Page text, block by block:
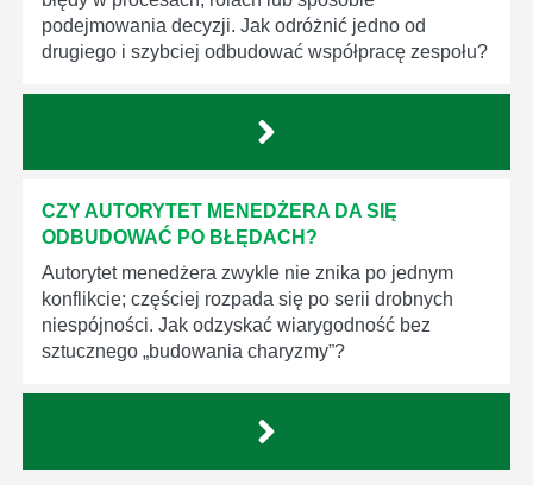
podejmowania decyzji. Jak odróżnić jedno od
drugiego i szybciej odbudować współpracę zespołu?
CZY AUTORYTET MENEDŻERA DA SIĘ
ODBUDOWAĆ PO BŁĘDACH?
Autorytet menedżera zwykle nie znika po jednym
konflikcie; częściej rozpada się po serii drobnych
niespójności. Jak odzyskać wiarygodność bez
sztucznego „budowania charyzmy”?